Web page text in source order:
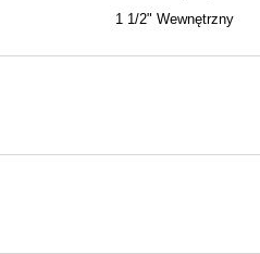
1 1/2" Wewnętrzny